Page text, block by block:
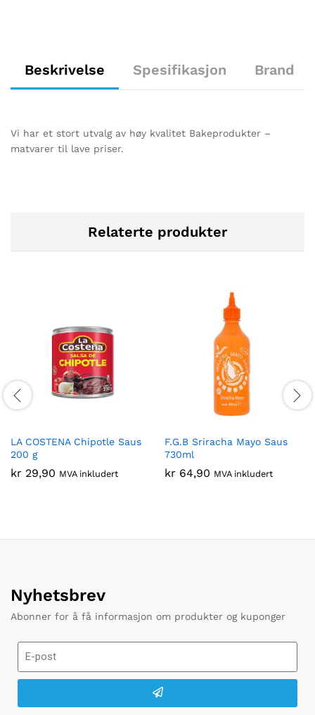
Beskrivelse Spesifikasjon Brand
Vi har et stort utvalg av høy kvalitet Bakeprodukter –
matvarer til lave priser.
Relaterte produkter
LA COSTENA Chipotle Saus
200 g
kr 29,90 MVA inkludert
F.G.B Sriracha Mayo Saus
730ml
kr 64,90 MVA inkludert
Nyhetsbrev
Abonner for å få informasjon om produkter og kuponger